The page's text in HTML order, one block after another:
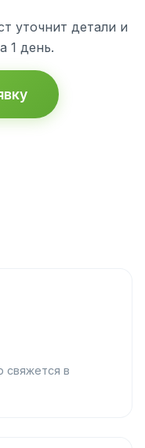
уточнит детали и
1 день.
в